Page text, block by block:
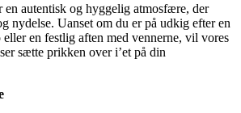
en autentisk og hyggelig atmosfære, der
nydelse. Uanset om du er på udkig efter en
en festlig aften med vennerne, vil vores
sætte prikken over i’et på din